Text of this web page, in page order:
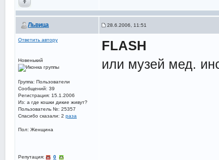
Львица 28.6.2006, 11:51
Ответить автору
Новенький
Группа: Пользователи
Сообщений: 39
Регистрация: 15.1.2006
Из: а где кошки дикие живут?
Пользователь №: 25357
Спасибо сказали: 2 раза
Пол: Женщина
Репутация: 0
FLASH
или музей мед.